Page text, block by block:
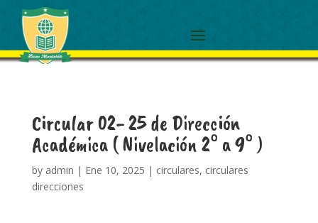
Circular 02- 25 de Dirección
Académica ( Nivelación 2° a 9° )
by admin | Ene 10, 2025 | circulares, circulares
direcciones